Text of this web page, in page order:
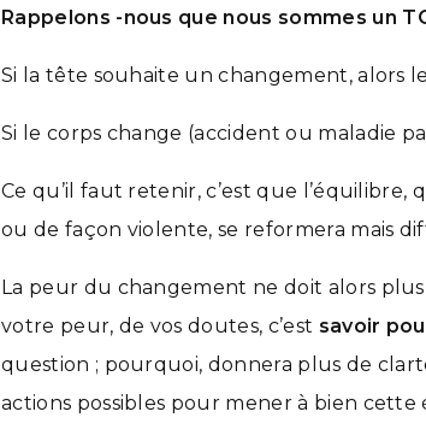
Rappelons -nous que nous sommes un
Si la tête souhaite un changement, alors
Si le corps change (accident ou maladie
Ce qu’il faut retenir, c’est que
ou de façon violente, se reformera mais
La peur du changement ne doit alors
votre peur, de vos doutes, c’est savoir
question ; pourquoi, donnera plus de
actions possibles pour mener à bien